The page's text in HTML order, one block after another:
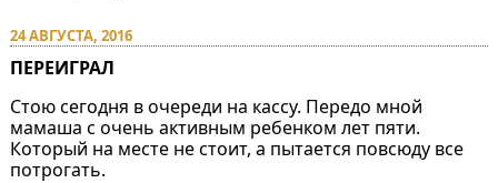
24 АВГУСТА, 2016
ПЕРЕИГРАЛ
Стою сегодня в очереди на кассу. Передо мной
мамаша с очень активным ребенком лет пяти.
Который на месте не стоит, а пытается повсюду все
потрогать.